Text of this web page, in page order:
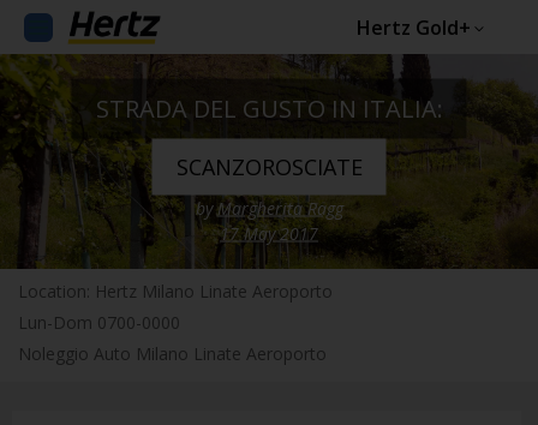
Hertz Gold+
STRADA DEL GUSTO IN ITALIA:
SCANZOROSCIATE
by Margherita Ragg
17 May 2017
Location: Hertz Milano Linate Aeroporto
Lun-Dom 0700-0000
Noleggio Auto Milano Linate Aeroporto